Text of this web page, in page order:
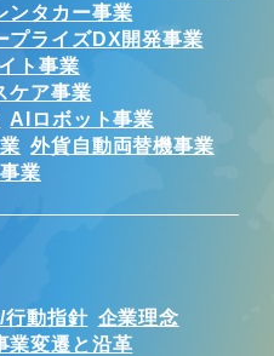
ンタカー事業
プライズDX開発事業
ト事業
ケア事業
AIロボット事業
外貨自動両替機事業
業
行動指針 企業理念
業変遷と沿革